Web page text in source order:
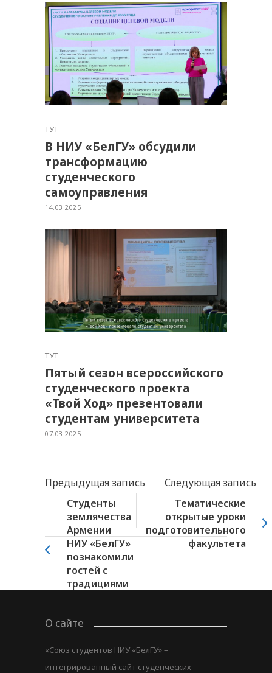
ТУТ
В НИУ «БелГУ» обсудили
трансформацию
студенческого
самоуправления
14.03.2025
ТУТ
Пятый сезон всероссийского
студенческого проекта
«Твой Ход» презентовали
студентам университета
07.03.2025
Предыдущая запись
Следующая запись
Студенты
землячества
Армении
НИУ «БелГУ»
познакомили
гостей с
традициями
Тематические
открытые уроки
подготовительного
факультета
О сайте
«Союз студентов НИУ «БелГУ» –
интегрированный сайт студенческих